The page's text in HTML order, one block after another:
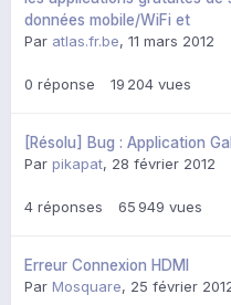
données mobile/WiFi et
Par atlas.fr.be, 11 mars 2012
0 réponse 19 204 vues
[Résolu] Bug : Application
Par pikapat, 28 février 2012
4 réponses 65 949 vues
Erreur Connexion HDMI
Par Mosquare, 25 février